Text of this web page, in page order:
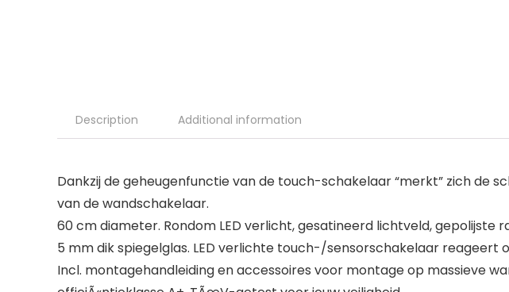
Description Additional information
Dankzij de geheugenfunctie van de touch-schakelaar “merkt” zich de
van de wandschakelaar.
60 cm diameter. Rondom LED verlicht, gesatineerd lichtveld, gepolijste
5 mm dik spiegelglas. LED verlichte touch-/sensorschakelaar reageert
Incl. montagehandleiding en accessoires voor montage op massieve